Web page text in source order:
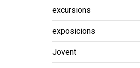
excursions
exposicions
Jovent